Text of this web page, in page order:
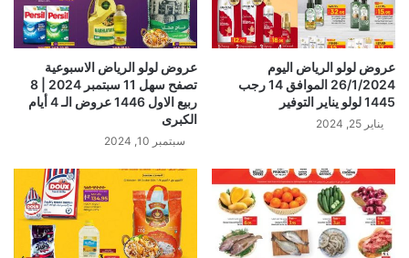
عروض لولو الرياض اليوم
26/1/2024 الموافق 14 رجب
1445 لولو يناير التوفير
يناير 25, 2024
عروض لولو الرياض الاسبوعية
تصفح سهل 11 سبتمبر 2024 | 8
ربيع الاول 1446 عروض الـ 4 أيام
الكبرى
سبتمبر 10, 2024